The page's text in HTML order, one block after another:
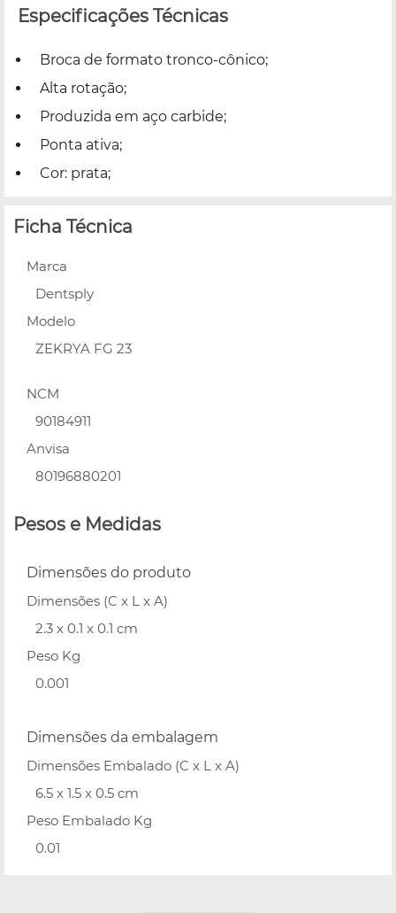
Especificações Técnicas
Broca de formato tronco-cônico;
Alta rotação;
Produzida em aço carbide;
Ponta ativa;
Cor: prata;
Ficha Técnica
Marca
Dentsply
Modelo
ZEKRYA FG 23
NCM
90184911
Anvisa
80196880201
Pesos e Medidas
Dimensões do produto
Dimensões (C x L x A)
2.3 x 0.1 x 0.1 cm
Peso Kg
0.001
Dimensões da embalagem
Dimensões Embalado (C x L x A)
6.5 x 1.5 x 0.5 cm
Peso Embalado Kg
0.01